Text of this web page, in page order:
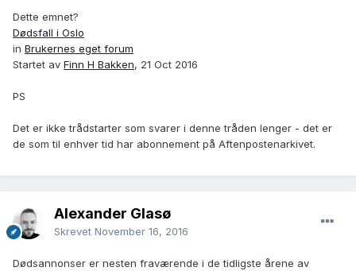
Dette emnet?
Dødsfall i Oslo
in Brukernes eget forum
Startet av Finn H Bakken, 21 Oct 2016
PS
Det er ikke trådstarter som svarer i denne tråden lenger - det er
de som til enhver tid har abonnement på Aftenpostenarkivet.
Alexander Glasø
Skrevet November 16, 2016
Dødsannonser er nesten fraværende i de tidligste årene av